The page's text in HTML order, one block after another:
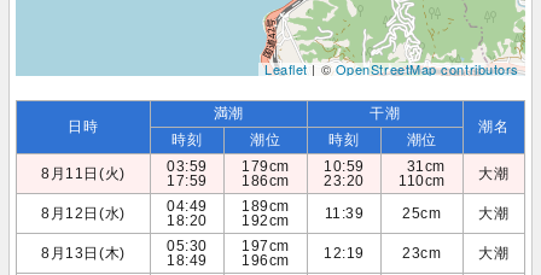
Leaflet| ©OpenStreetMap contributors
日時
満潮 干潮
潮名
時刻 潮位 時刻
潮位
8月11日(火)
03:59
17:59
179cm
186cm
10:59
23:20
31cm
110cm
大潮
8月12日(水)
04:49
18:20
189cm
192cm
11:39 25cm 大潮
8月13日(木)
05:30
18:49
197cm
196cm
12:19 23cm 大潮